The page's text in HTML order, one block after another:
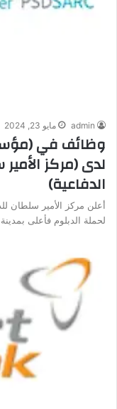
admin مايو 23, 2024
وظائف في
لدى (مركز
الدفاعية)
أعلن مركز الأمير سلطان
لحملة الدبلوم فأعلى